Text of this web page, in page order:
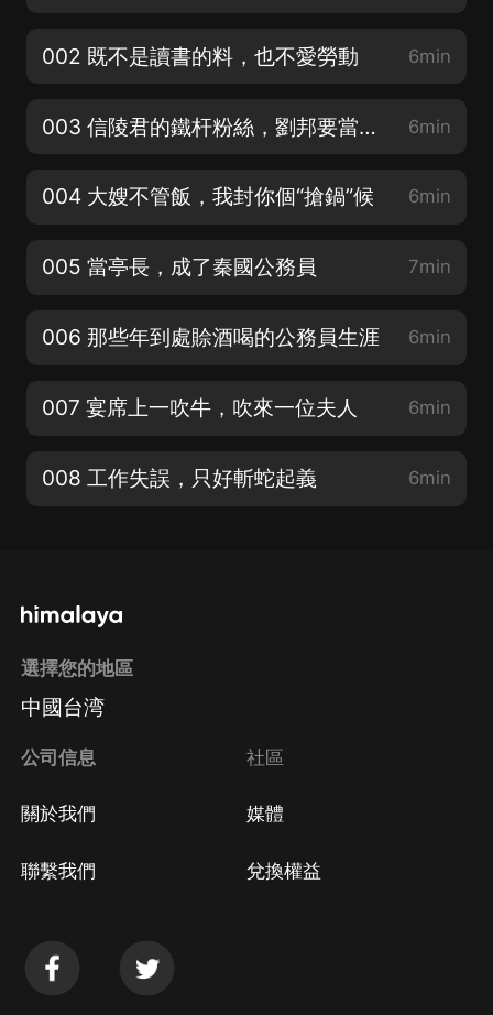
002 既不是讀書的料，也不愛勞動 6min
003 信陵君的鐵杆粉絲，劉邦要當大俠 6min
004 大嫂不管飯，我封你個“搶鍋”候 6min
005 當亭長，成了秦國公務員 7min
006 那些年到處賒酒喝的公務員生涯 6min
007 宴席上一吹牛，吹來一位夫人 6min
008 工作失誤，只好斬蛇起義 6min
選擇您的地區
中國台湾
公司信息
關於我們
聯繫我們
社區
媒體
兌換權益